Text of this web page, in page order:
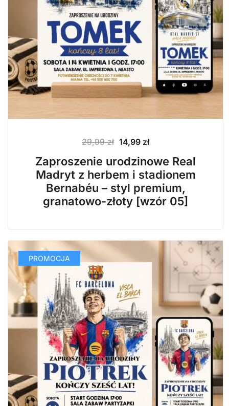
29,99zł Pierwotna
cena
wynosiła:
29,99 zł.
14,99 złAktualna
wynosi:
14,99 zł.
Zaproszenie urodzinowe Real
Madryt z herbem i stadionem
Bernabéu – styl premium,
granatowo-złoty [wzór 05]
PROMOCJA